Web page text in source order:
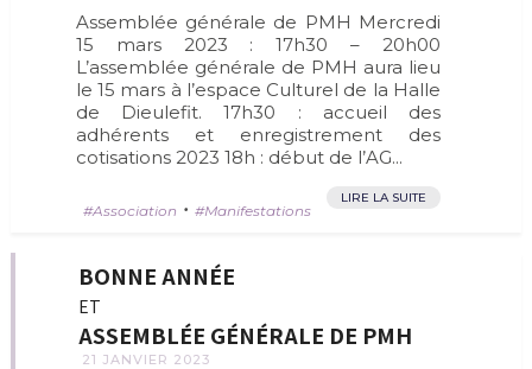
Assemblée générale de PMH Mercredi
15 mars 2023 : 17h30 – 20h00
L’assemblée générale de PMH aura lieu
le 15 mars à l’espace Culturel de la Halle
de Dieulefit. 17h30 : accueil des
adhérents et enregistrement des
cotisations 2023 18h : début de l’AG...
LIRE LA SUITE
Association • Manifestations
BONNE ANNÉE
ET
ASSEMBLÉE GÉNÉRALE DE PMH
21 JANVIER 2023